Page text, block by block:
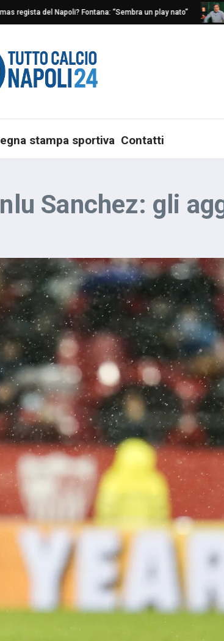
del Napoli? Fontana: “Sembra un play nato”
stampa sportiva Contatti
Sanchez: gli